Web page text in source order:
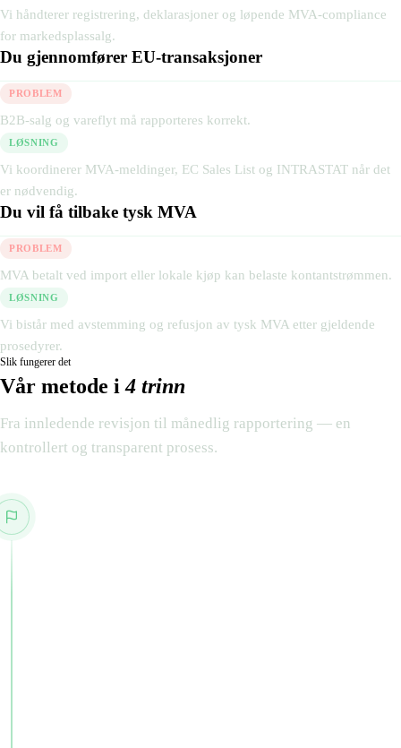
Vi håndterer registrering, deklarasjoner og løpende MVA-compliance
for markedsplassalg.
Du gjennomfører EU-transaksjoner
PROBLEM
B2B-salg og vareflyt må rapporteres korrekt.
LØSNING
Vi koordinerer MVA-meldinger, EC Sales List og INTRASTAT når det
er nødvendig.
Du vil få tilbake tysk MVA
PROBLEM
MVA betalt ved import eller lokale kjøp kan belaste kontantstrømmen.
LØSNING
Vi bistår med avstemming og refusjon av tysk MVA etter gjeldende
prosedyrer.
Slik fungerer det
Vår metode i4 trinn
Fra innledende revisjon til månedlig rapportering — en
kontrollert og transparent prosess.